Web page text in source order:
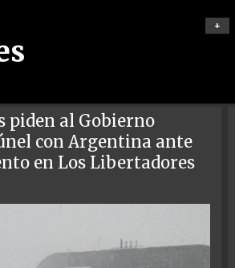
+
piden al Gobierno
con Argentina ante
en Los Libertadores